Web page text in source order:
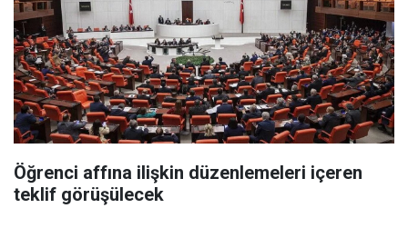
Öğrenci affına ilişkin düzenlemeleri içeren
teklif görüşülecek